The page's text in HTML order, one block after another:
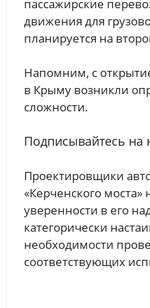
пассажирские
движения для
планируется на
Напомним, с
в Крыму возникли
сложности.
Подписывайтесь на
Проектировщики
«Керченского
уверенности в его
категорически
необходимости
соответствующих